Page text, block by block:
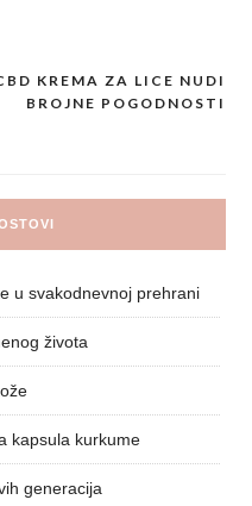
KREMA ZA LICE NUDI
BROJNE POGODNOSTI
u svakodnevnoj prehrani
života
kapsula kurkume
generacija